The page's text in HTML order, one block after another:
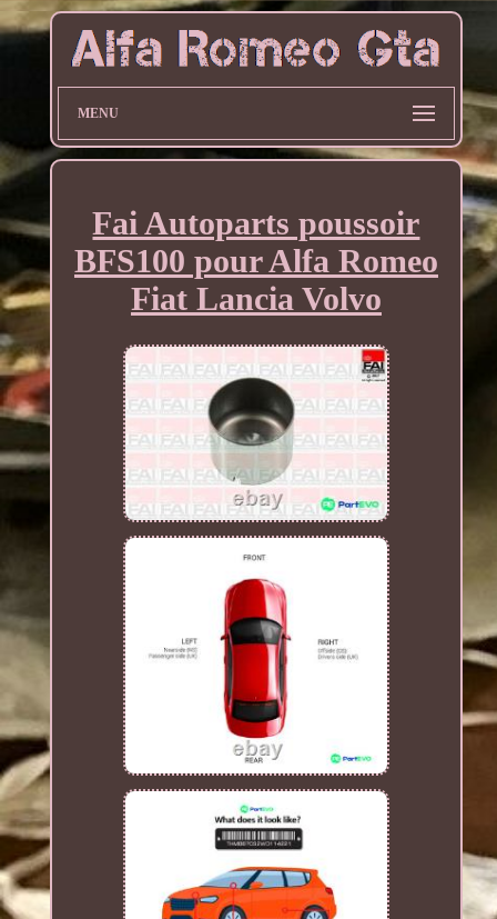
MENU
Fai Autoparts poussoir
BFS100 pour Alfa Romeo
Fiat Lancia Volvo